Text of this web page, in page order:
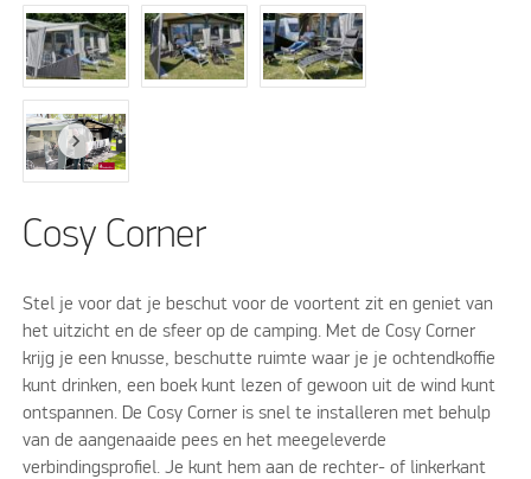
Cosy Corner
Stel je voor dat je beschut voor de voortent zit en geniet van
het uitzicht en de sfeer op de camping. Met de Cosy Corner
krijg je een knusse, beschutte ruimte waar je je ochtendkoffie
kunt drinken, een boek kunt lezen of gewoon uit de wind kunt
ontspannen. De Cosy Corner is snel te installeren met behulp
van de aangenaaide pees en het meegeleverde
verbindingsprofiel. Je kunt hem aan de rechter- of linkerkant